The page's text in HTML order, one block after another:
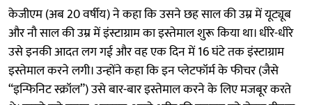
केजीएम (अब 20 वर्षीय) ने कहा कि उसने छह साल की उम्र में यूट्यूब
और नौ साल की उम्र में इंस्टाग्राम का इस्तेमाल शुरू किया था। धीरे-धीरे
उसे इनकी आदत लग गई और वह एक दिन में 16 घंटे तक इंस्टाग्राम
इस्तेमाल करने लगी। उन्होंने कहा कि इन प्लेटफॉर्म के फीचर (जैसे
“इन्फिनिट स्क्रॉल”) उसे बार-बार इस्तेमाल करने के लिए मजबूर करते